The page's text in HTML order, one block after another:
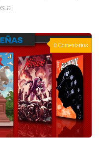
a...
0 Comentarios